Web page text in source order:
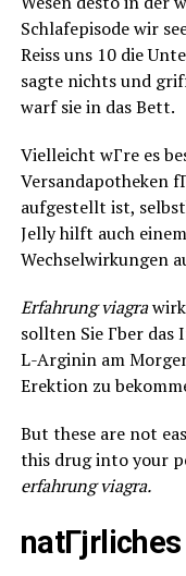
Schlafepisode wir
Reiss uns 10 die
sagte nichts und
warf sie in das Bett.
Vielleicht wГre es
Versandapotheken
aufgestellt ist,
Jelly hilft auch
Wechselwirkungen
Erfahrung viagra
sollten Sie Гber
L-Arginin am
Erektion zu
But these are not
this drug into your
erfahrung viagra.